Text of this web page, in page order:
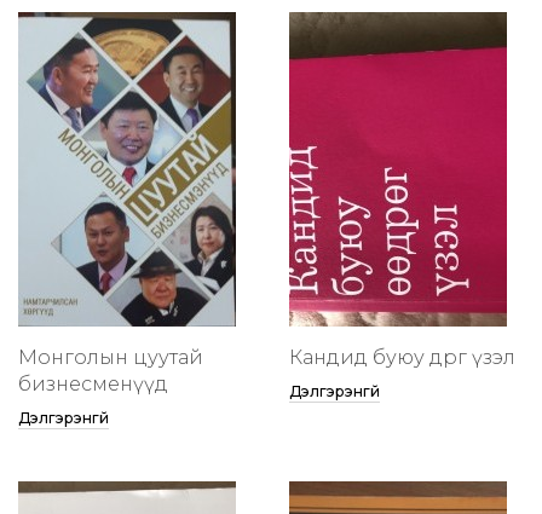
Монголын цуутай
бизнесменүүд
Дэлгэрэнгүй
Кандид буюу өөдрөг үзэл
Дэлгэрэнгүй